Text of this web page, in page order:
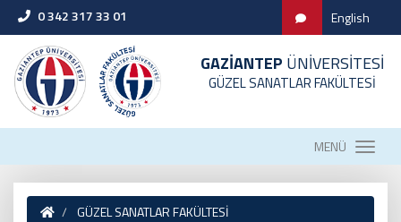
0 342 317 33 01 English
GAZİANTEP ÜNİVERSİTESİ
GÜZEL SANATLAR FAKÜLTESİ
MENÜ
GÜZEL SANATLAR FAKÜLTESİ